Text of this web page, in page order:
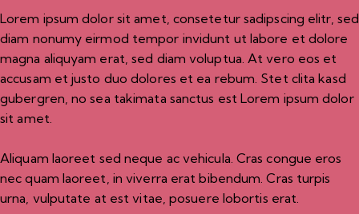
Lorem ipsum dolor sit amet, consetetur sadipscing elitr, sed
diam nonumy eirmod tempor invidunt ut labore et dolore
magna aliquyam erat, sed diam voluptua. At vero eos et
accusam et justo duo dolores et ea rebum. Stet clita kasd
gubergren, no sea takimata sanctus est Lorem ipsum dolor
sit amet.
Aliquam laoreet sed neque ac vehicula. Cras congue eros
nec quam laoreet, in viverra erat bibendum. Cras turpis
urna, vulputate at est vitae, posuere lobortis erat.